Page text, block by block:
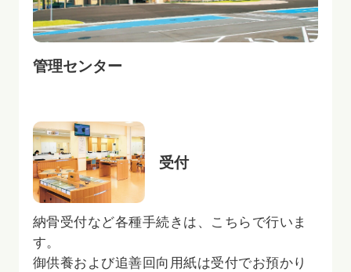
管理センター
受付
納骨受付など各種手続きは、こちらで行いま
す。
御供養および追善回向用紙は受付でお預かり